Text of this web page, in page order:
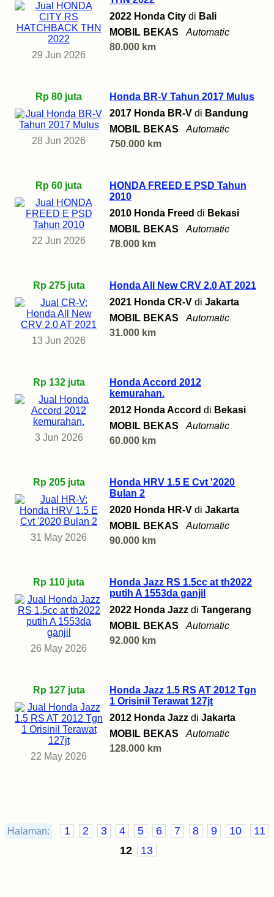
29 Jun 2026
2022 Honda City di Bali
MOBIL BEKAS
Automatic
80.000 km
Rp 80 juta
28 Jun 2026
Honda BR-V Tahun 2017 Mulus
2017 Honda BR-V di Bandung
MOBIL BEKAS
Automatic
750.000 km
Rp 60 juta
22 Jun 2026
HONDA FREED E PSD Tahun
2010
2010 Honda Freed di Bekasi
MOBIL BEKAS
Automatic
78.000 km
Rp 275 juta
13 Jun 2026
Honda All New CRV 2.0 AT 2021
2021 Honda CR-V di Jakarta
MOBIL BEKAS
Automatic
31.000 km
Rp 132 juta
3 Jun 2026
Honda Accord 2012
kemurahan.
2012 Honda Accord di Bekasi
MOBIL BEKAS
Automatic
60.000 km
Rp 205 juta
31 May 2026
Honda HRV 1.5 E Cvt '2020
Bulan 2
2020 Honda HR-V di Jakarta
MOBIL BEKAS
Automatic
90.000 km
Rp 110 juta
26 May 2026
Honda Jazz RS 1.5cc at th2022
putih A 1553da ganjil
2022 Honda Jazz di Tangerang
MOBIL BEKAS
Automatic
92.000 km
Rp 127 juta
22 May 2026
Honda Jazz 1.5 RS AT 2012 Tgn
1 Orisinil Terawat 127jt
2012 Honda Jazz di Jakarta
MOBIL BEKAS
Automatic
128.000 km
Halaman: 1 2 3 4 5 6 7 8 9 10
11
12
13